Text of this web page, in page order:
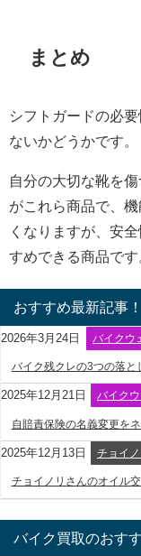
まとめ
シフトガードの必
ないかどうかです。
自分の大切な靴を
がこれら商品で、
くなりますが、安
すめできる商品です
おすすめ最新記事！
2026年3月24日 バイクウ
バイク残クレの3つの落と
2025年12月21日 バイク
自賠責保険の名義変更を
2025年12月13日 チョイ
チョイノリさんのオイル
バイク買取のおす